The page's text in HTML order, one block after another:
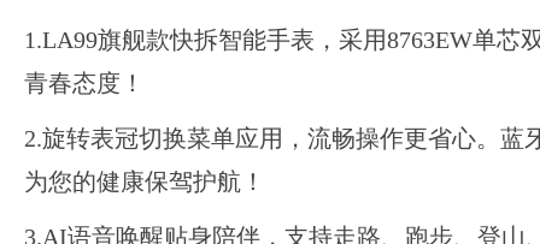
1.LA99旗舰款快拆智能手表，采用8763EW单
青春态度！
2.旋转表冠切换菜单应用，流畅操作更省心。
为您的健康保驾护航！
3.AI语音唤醒贴身陪伴，支持走路、跑步、登